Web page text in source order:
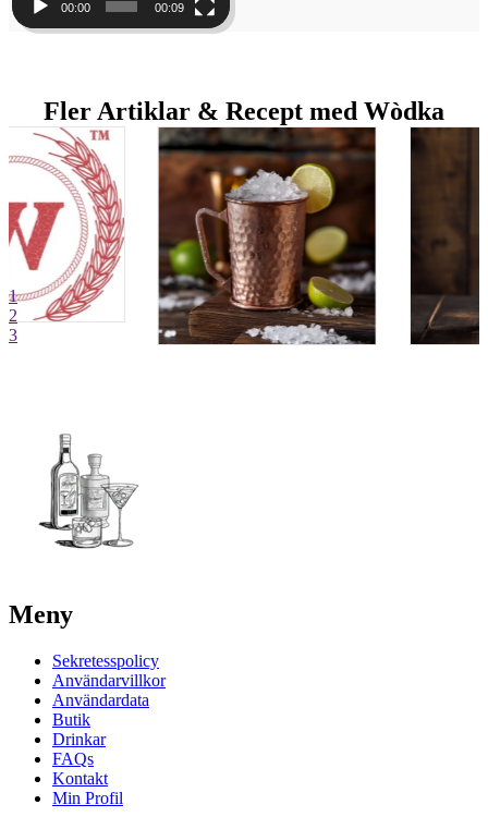
00:00 00:09
Fler Artiklar & Recept med Wòdka
1
2
3
Meny
Sekretesspolicy
Användarvillkor
Användardata
Butik
Drinkar
FAQs
Kontakt
Min Profil